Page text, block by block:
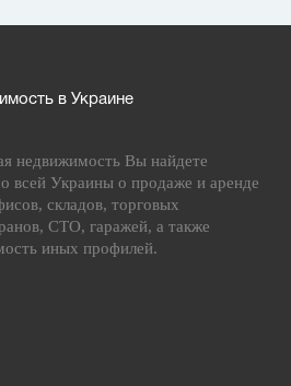
в Украине
недвижимость Вы найдете
всей Украины о продаже и аренде
складов, торговых
СТО, гаражей, а также
иных профилей.